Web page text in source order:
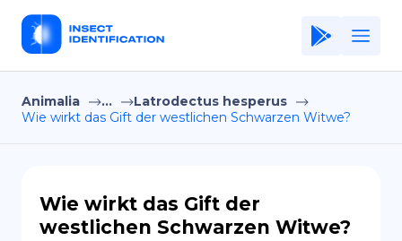
Home
Application
Terms of Use
Privacy Policy
Animalia ...
Latrodectus hesperus
Wie wirkt das Gift der westlichen Schwarzen Witwe?
Wie wirkt das Gift der
westlichen Schwarzen Witwe?